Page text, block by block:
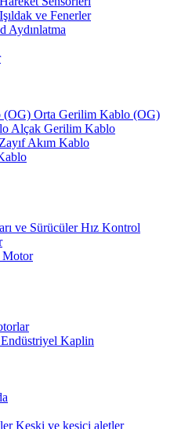
ve Fenerler
Aydınlatma
Orta Gerilim Kablo (OG)
Alçak Gerilim Kablo
Zayıf Akım Kablo
Hız Kontrol
Endüstriyel Kaplin
Keski ve kesici aletler